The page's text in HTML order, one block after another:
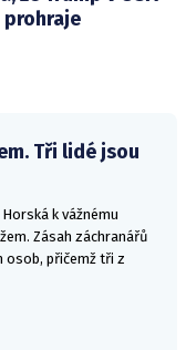
prohraje
Tři lidé jsou
k vážnému
Zásah záchranářů
osob, přičemž tři z